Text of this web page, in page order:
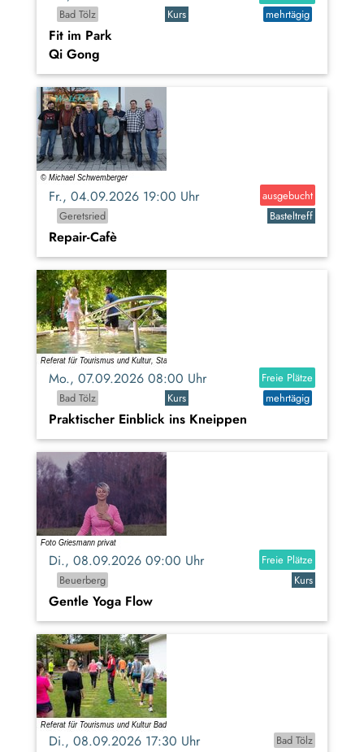
Bad Tölz
Kurs mehrtägig
Fit im Park
Qi Gong
Fr., 04.09.2026 19:00 Uhr
ausgebucht
Geretsried
Basteltreff
Repair-Cafè
Mo., 07.09.2026 08:00 Uhr
Freie Plätze
Bad Tölz
Kurs mehrtägig
Praktischer Einblick ins Kneippen
Di., 08.09.2026 09:00 Uhr
Freie Plätze
Beuerberg
Kurs
Gentle Yoga Flow
Di., 08.09.2026 17:30 Uhr Bad Tölz